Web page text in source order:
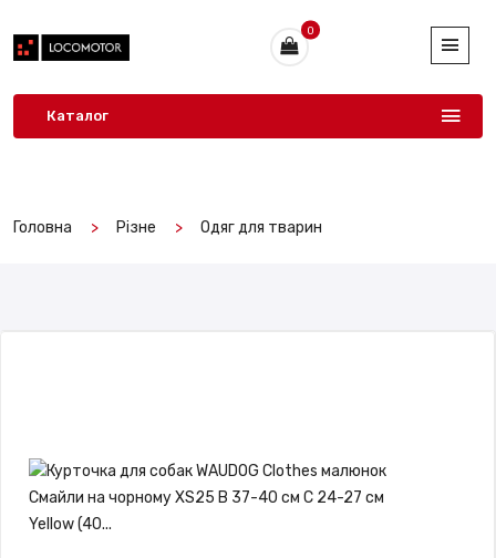
0
Каталог
Головна Різне Одяг для тварин